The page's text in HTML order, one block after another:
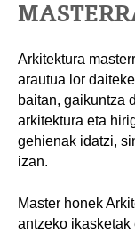
Arkitektura
arautua lor
baitan, gaikuntza
arkitektura eta
gehienak idatzi,
izan.
Master honek
antzeko